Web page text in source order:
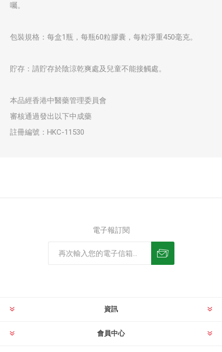
囑。
包裝規格：每盒1瓶，每瓶60粒膠囊，每粒淨重450毫克。
貯存：請貯存於陰涼乾爽處及兒童不能接觸處。
本品經香港中醫藥管理委員會
審核通過發出以下中成藥
註冊編號：HKC-11530
電子報訂閱
資訊
會員中心